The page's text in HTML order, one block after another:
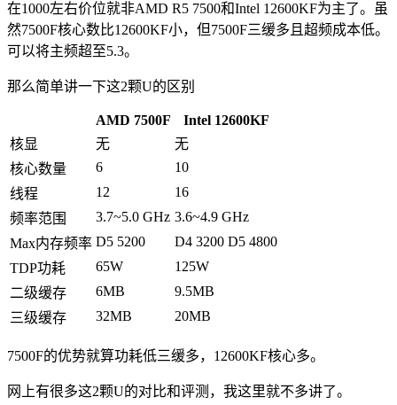
在1000左右价位就非AMD R5 7500和Intel 12600KF为主了。虽
然7500F核心数比12600KF小，但7500F三缓多且超频成本低。
可以将主频超至5.3。
那么简单讲一下这2颗U的区别
AMD 7500F
Intel 12600KF
核显
无
无
核心数量
6
10
线程
12
16
频率范围
3.7~5.0 GHz 3.6~4.9 GHz
Max内存频率 D5 5200
D4 3200 D5 4800
TDP功耗
65W
125W
二级缓存
6MB
9.5MB
三级缓存
32MB 20MB
7500F的优势就算功耗低三缓多，12600KF核心多。
网上有很多这2颗U的对比和评测，我这里就不多讲了。